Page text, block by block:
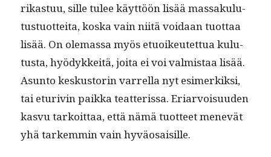
rikas­tuu, sille tulee käyt­töön lisää mas­saku­lu­
tus­tuot­tei­ta, kos­ka vain niitä voidaan tuot­taa
lisää. On ole­mas­sa myös etuoikeutet­tua kulu­
tus­ta, hyödykkeitä, joi­ta ei voi valmis­taa lisää.
Asun­to keskus­torin var­rel­la nyt esimerkik­si,
tai eturiv­in paik­ka teat­teris­sa. Eri­ar­voisu­u­den
kasvu tarkoit­taa, että nämä tuot­teet menevät
yhä tarkem­min vain hyväosaisille.